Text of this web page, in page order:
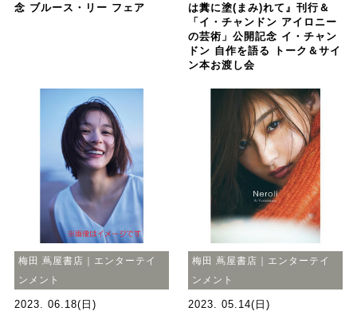
念 ブルース・リー フェア
は糞に塗(まみ)れて』刊行＆
「イ・チャンドン アイロニー
の芸術」公開記念 イ・チャン
ドン 自作を語る トーク＆サイ
ン本お渡し会
梅田 蔦屋書店｜エンターテイ
ンメント
2023. 06.18(日)
梅田 蔦屋書店｜エンターテイ
ンメント
2023. 05.14(日)